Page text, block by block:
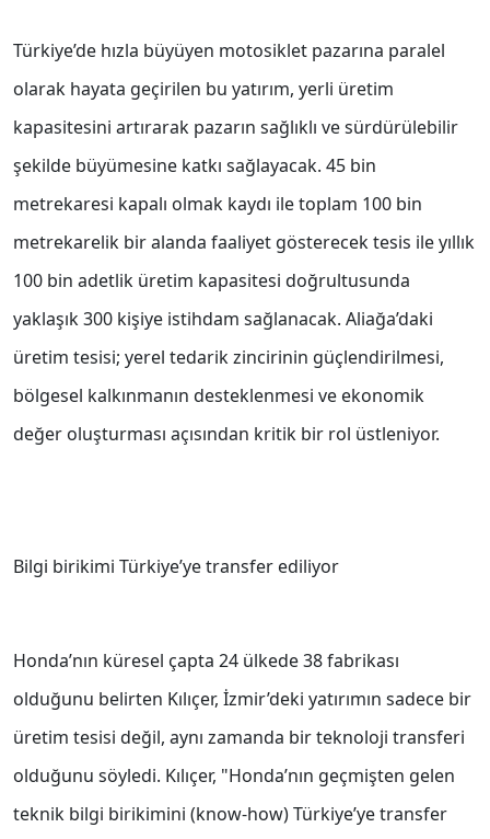
Türkiye’de hızla büyüyen motosiklet pazarına paralel
olarak hayata geçirilen bu yatırım, yerli üretim
kapasitesini artırarak pazarın sağlıklı ve sürdürülebilir
şekilde büyümesine katkı sağlayacak. 45 bin
metrekaresi kapalı olmak kaydı ile toplam 100 bin
metrekarelik bir alanda faaliyet gösterecek tesis ile yıllık
100 bin adetlik üretim kapasitesi doğrultusunda
yaklaşık 300 kişiye istihdam sağlanacak. Aliağa’daki
üretim tesisi; yerel tedarik zincirinin güçlendirilmesi,
bölgesel kalkınmanın desteklenmesi ve ekonomik
değer oluşturması açısından kritik bir rol üstleniyor.
Bilgi birikimi Türkiye’ye transfer ediliyor
Honda’nın küresel çapta 24 ülkede 38 fabrikası
olduğunu belirten Kılıçer, İzmir’deki yatırımın sadece bir
üretim tesisi değil, aynı zamanda bir teknoloji transferi
olduğunu söyledi. Kılıçer, "Honda’nın geçmişten gelen
teknik bilgi birikimini (know-how) Türkiye’ye transfer